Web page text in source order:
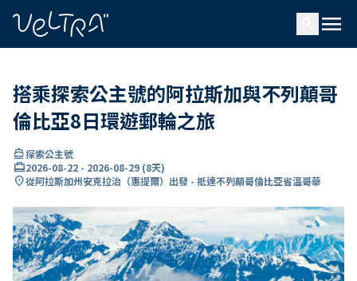
menu
搭乘探索公主號的阿拉斯加與不列顛哥
倫比亞8日環遊郵輪之旅
directions_boat探索公主號
card_travel2026-08-22 - 2026-08-29 (8天)
location_on從阿拉斯加州安克拉治（惠提爾）出發 - 抵達不列顛哥倫比亞省溫哥華